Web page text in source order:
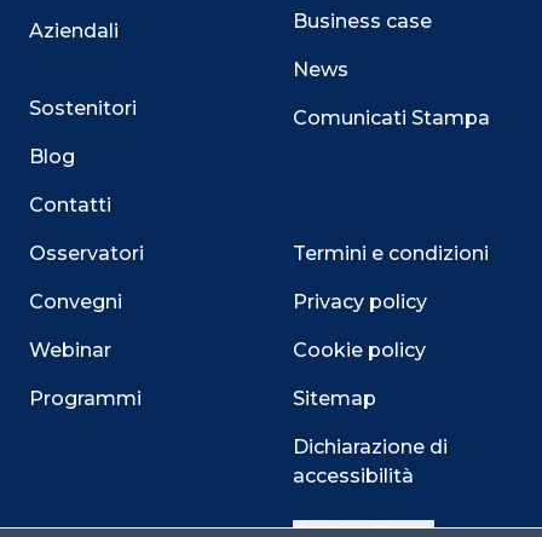
Aziendali
Sostenitori
Blog
Contatti
Osservatori
Convegni
Webinar
Programmi
Business case
News
Comunicati Stampa
Termini e condizioni
Privacy policy
Cookie policy
Sitemap
Dichiarazione di
accessibilità